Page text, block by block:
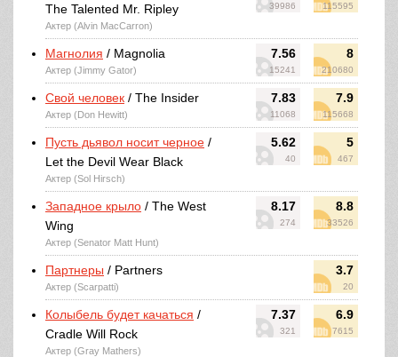
39986 115595
The Talented Mr. Ripley
Актер (Alvin MacCarron)
7.56
15241
8
210680
Магнолия / Magnolia
Актер (Jimmy Gator)
7.83
11068
7.9
115668
Свой человек / The Insider
Актер (Don Hewitt)
5.62
40
5
467
Пусть дьявол носит черное /
Let the Devil Wear Black
Актер (Sol Hirsch)
8.17
274
8.8
33526
Западное крыло / The West
Wing
Актер (Senator Matt Hunt)
3.7
20
Партнеры / Partners
Актер (Scarpatti)
7.37
321
6.9
7615
Колыбель будет качаться /
Cradle Will Rock
Актер (Gray Mathers)